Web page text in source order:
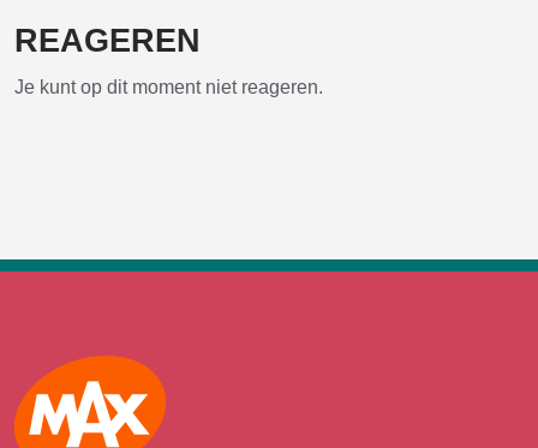
REAGEREN
Je kunt op dit moment niet reageren.
Max